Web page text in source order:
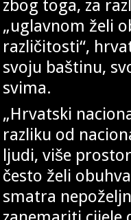
zbog toga, za
„uglavnom želi
različitosti“,
svoju baštinu,
svima.
„Hrvatski
razliku od
ljudi, više
često želi
smatra